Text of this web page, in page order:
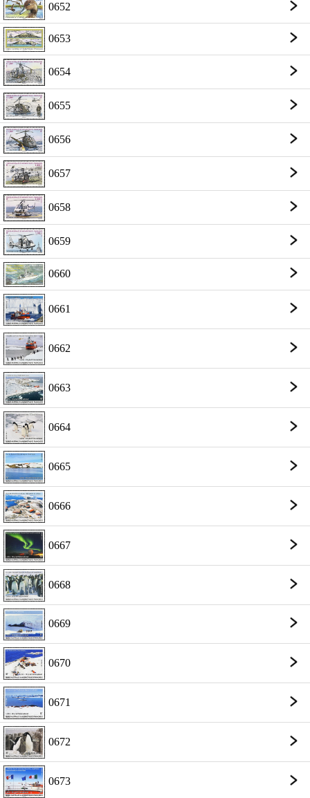
0652
0653
0654
0655
0656
0657
0658
0659
0660
0661
0662
0663
0664
0665
0666
0667
0668
0669
0670
0671
0672
0673